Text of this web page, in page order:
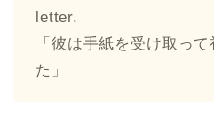
letter.
「彼は手紙を受け取っ
た」